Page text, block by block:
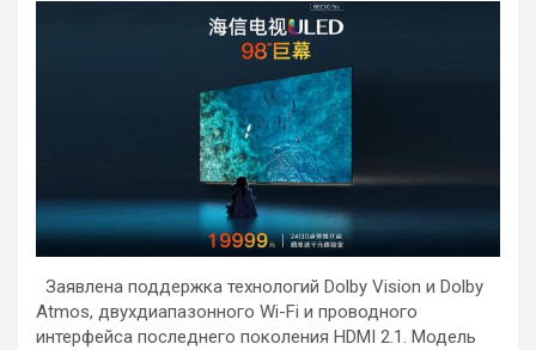
Заявлена поддержка технологий Dolby Vision и Dolby
Atmos, двухдиапазонного Wi-Fi и проводного
интерфейса последнего поколения HDMI 2.1. Модель